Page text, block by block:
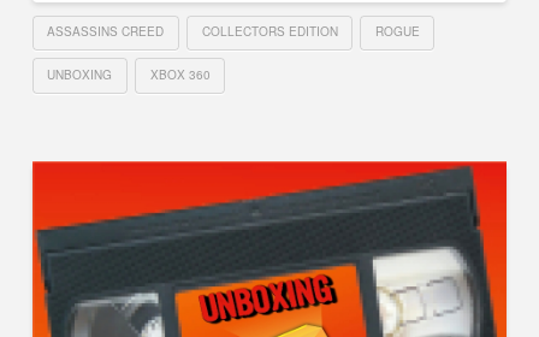
ASSASSINS CREED COLLECTORS EDITION ROGUE
UNBOXING XBOX 360